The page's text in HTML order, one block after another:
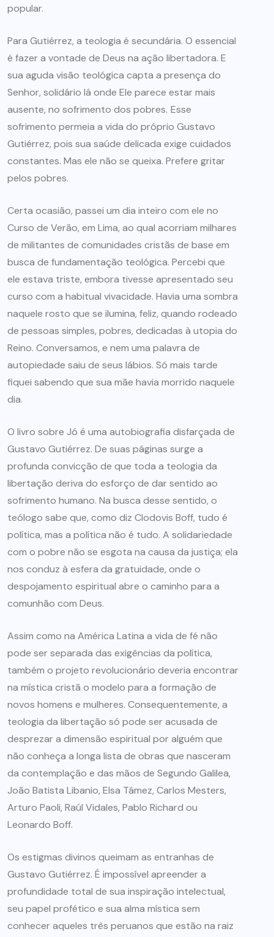
popular.
Para Gutiérrez, a teologia é secundária. O essencial
é fazer a vontade de Deus na ação libertadora. E
sua aguda visão teológica capta a presença do
Senhor, solidário lá onde Ele parece estar mais
ausente, no sofrimento dos pobres. Esse
sofrimento permeia a vida do próprio Gustavo
Gutiérrez, pois sua saúde delicada exige cuidados
constantes. Mas ele não se queixa. Prefere gritar
pelos pobres.
Certa ocasião, passei um dia inteiro com ele no
Curso de Verão, em Lima, ao qual acorriam milhares
de militantes de comunidades cristãs de base em
busca de fundamentação teológica. Percebi que
ele estava triste, embora tivesse apresentado seu
curso com a habitual vivacidade. Havia uma sombra
naquele rosto que se ilumina, feliz, quando rodeado
de pessoas simples, pobres, dedicadas à utopia do
Reino. Conversamos, e nem uma palavra de
autopiedade saiu de seus lábios. Só mais tarde
fiquei sabendo que sua mãe havia morrido naquele
dia.
O livro sobre Jó é uma autobiografia disfarçada de
Gustavo Gutiérrez. De suas páginas surge a
profunda convicção de que toda a teologia da
libertação deriva do esforço de dar sentido ao
sofrimento humano. Na busca desse sentido, o
teólogo sabe que, como diz Clodovis Boff, tudo é
política, mas a política não é tudo. A solidariedade
com o pobre não se esgota na causa da justiça; ela
nos conduz à esfera da gratuidade, onde o
despojamento espiritual abre o caminho para a
comunhão com Deus.
Assim como na América Latina a vida de fé não
pode ser separada das exigências da política,
também o projeto revolucionário deveria encontrar
na mística cristã o modelo para a formação de
novos homens e mulheres. Consequentemente, a
teologia da libertação só pode ser acusada de
desprezar a dimensão espiritual por alguém que
não conheça a longa lista de obras que nasceram
da contemplação e das mãos de Segundo Galilea,
João Batista Libanio, Elsa Támez, Carlos Mesters,
Arturo Paoli, Raúl Vidales, Pablo Richard ou
Leonardo Boff.
Os estigmas divinos queimam as entranhas de
Gustavo Gutiérrez. É impossível apreender a
profundidade total de sua inspiração intelectual,
seu papel profético e sua alma mística sem
conhecer aqueles três peruanos que estão na raiz